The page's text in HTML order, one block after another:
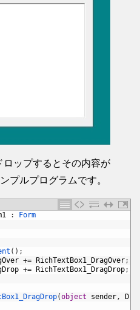
ロップするとその内容が
プルプログラムです。
:
Form
( ) ;
+= RichTextBox1_DragOver;
+= RichTextBox1_DragDrop;
(object sender,